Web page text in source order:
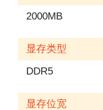
2000MB
显存类型
DDR5
显存位宽